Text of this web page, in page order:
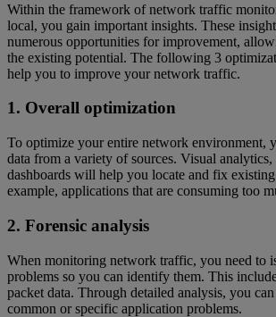
Within the framework of network traffic
local, you gain important insights. These
numerous opportunities for improvement,
the existing potential. The following 3
help you to improve your network traffic.
1. Overall optimization
To optimize your entire network environment,
data from a variety of sources. Visual analytics,
dashboards will help you locate and fix
example, applications that are consuming too
2. Forensic analysis
When monitoring network traffic, you need to
problems so you can identify them. This
packet data. Through detailed analysis, you
common or specific application problems.